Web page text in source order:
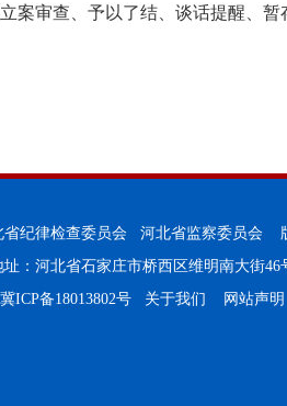
案审查、予以了结、谈话提醒、
省纪律检查委员会 河北省监察委员会
址：河北省石家庄市桥西区维明南大街46
冀ICP备18013802号
关于我们 网站声明